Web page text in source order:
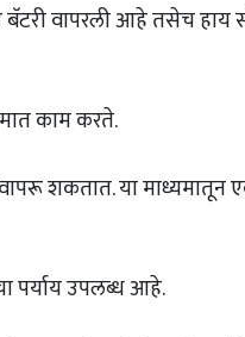
बॅटरी वापरली आहे तसेच हाय
काम करते.
वापरू शकतात. या
पर्याय उपलब्ध आहे.